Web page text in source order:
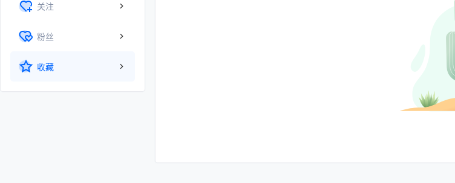
关注
粉丝
收藏